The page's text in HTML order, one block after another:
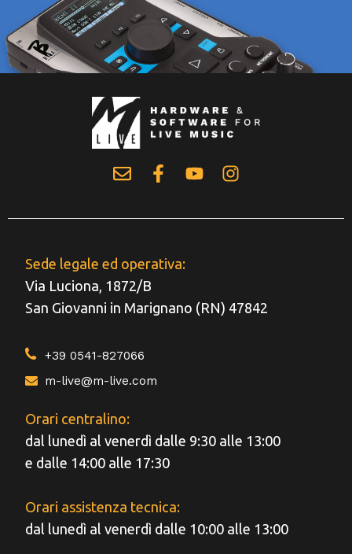
Sede legale ed operativa:
Via Luciona, 1872/B
San Giovanni in Marignano (RN) 47842
+39 0541-827066
m-live@m-live.com
Orari centralino:
dal lunedì al venerdì dalle 9:30 alle 13:00
e dalle 14:00 alle 17:30
Orari assistenza tecnica:
dal lunedì al venerdì dalle 10:00 alle 13:00